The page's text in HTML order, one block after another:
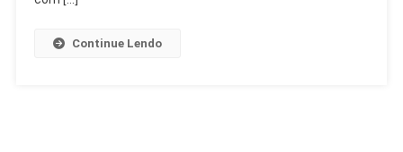
Continue Lendo